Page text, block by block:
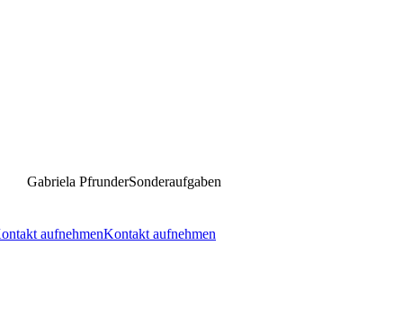
Gabriela PfrunderSonderaufgaben
aufnehmenKontakt aufnehmen